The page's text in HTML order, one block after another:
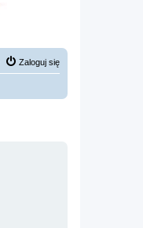
Zaloguj się